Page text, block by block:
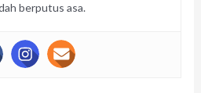
berputus asa.